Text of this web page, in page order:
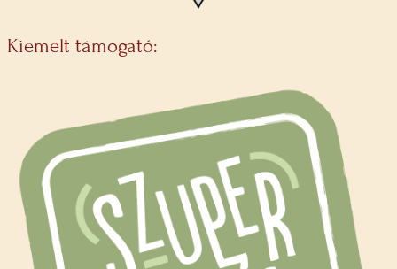
Kiemelt támogató: